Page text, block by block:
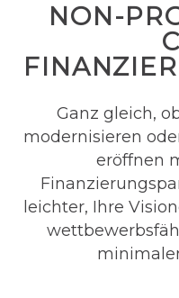
NON-
Ganz gleich,
modernisieren
eröffnen
leichter, Ihre